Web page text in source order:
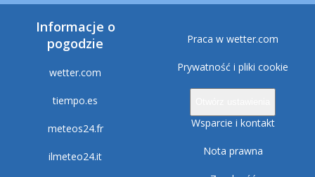
Informacje o
pogodzie
wetter.com
tiempo.es
meteos24.fr
ilmeteo24.it
Praca w wetter.com
Prywatność i pliki cookie
Wsparcie i kontakt
Nota prawna